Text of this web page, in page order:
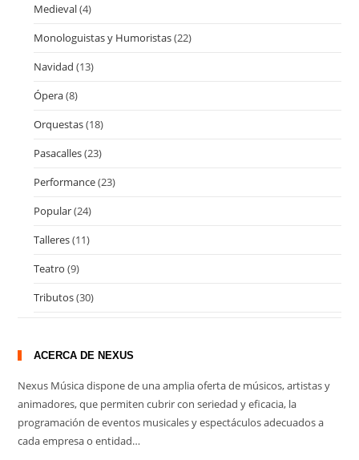
Medieval(4)
Monologuistas y Humoristas(22)
Navidad (13)
Ópera(8)
Orquestas(18)
Pasacalles(23)
Performance(23)
Popular(24)
Talleres(11)
Teatro (9)
Tributos(30)
ACERCA DE NEXUS
Nexus Música dispone de una amplia oferta de músicos, artistas y
animadores, que permiten cubrir con seriedad y eficacia, la
programación de eventos musicales y espectáculos adecuados a
cada empresa o entidad…